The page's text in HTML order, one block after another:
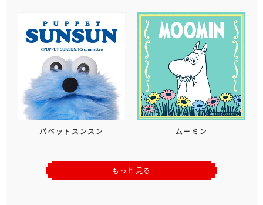
パペットスンスン ムーミン
もっと見る